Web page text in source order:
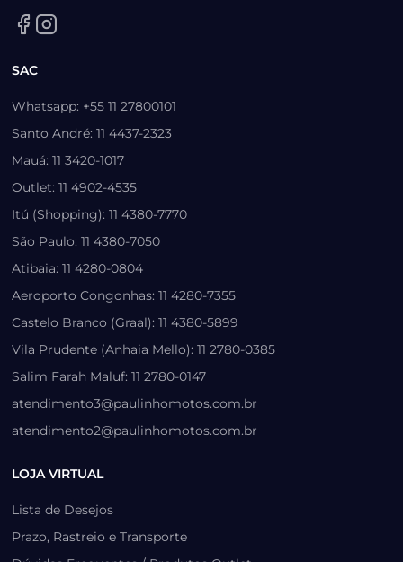
SAC
Whatsapp: +55 11 27800101
Santo André: 11 4437-2323
Mauá: 11 3420-1017
Outlet: 11 4902-4535
Itú (Shopping): 11 4380-7770
São Paulo: 11 4380-7050
Atibaia: 11 4280-0804
Aeroporto Congonhas: 11 4280-7355
Castelo Branco (Graal): 11 4380-5899
Vila Prudente (Anhaia Mello): 11 2780-0385
Salim Farah Maluf: 11 2780-0147
atendimento3@paulinhomotos.com.br
atendimento2@paulinhomotos.com.br
LOJA VIRTUAL
Lista de Desejos
Prazo, Rastreio e Transporte